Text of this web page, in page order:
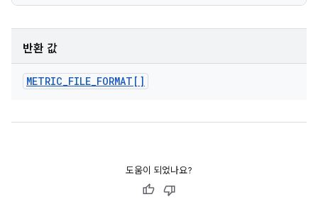
반환 값
METRIC_FILE_FORMAT[]
도움이 되었나요?